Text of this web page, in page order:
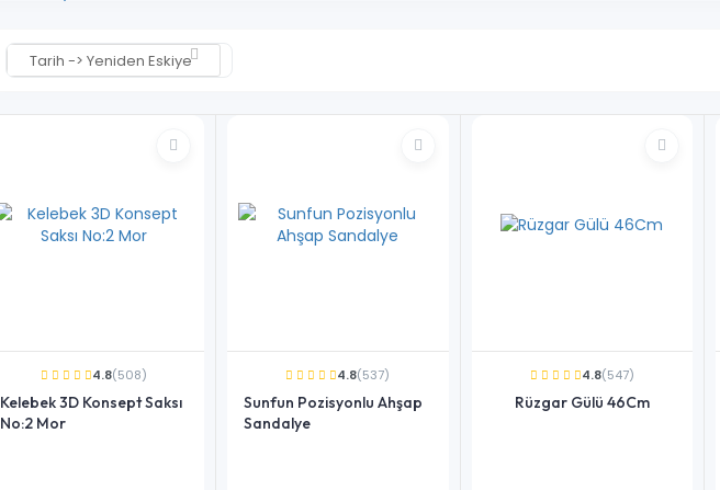
Tarih -> Yeniden Eskiye
4.8(508)
Kelebek 3D Konsept Saksı
No:2 Mor
4.8(537)
Sunfun Pozisyonlu Ahşap
Sandalye
4.8(547)
Rüzgar Gülü 46Cm